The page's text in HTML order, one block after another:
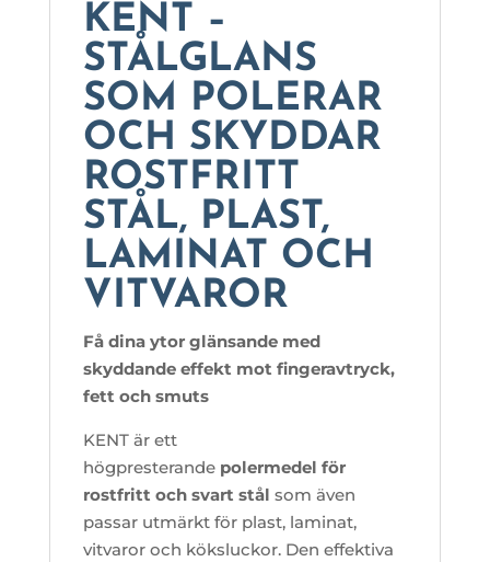
KENT –
STÅLGLANS
SOM POLERAR
OCH SKYDDAR
ROSTFRITT
STÅL, PLAST,
LAMINAT OCH
VITVAROR
Få dina ytor glänsande med
skyddande effekt mot fingeravtryck,
fett och smuts
KENT är ett
högpresterande polermedel för
rostfritt och svart stål som även
passar utmärkt för plast, laminat,
vitvaror och köksluckor. Den effektiva